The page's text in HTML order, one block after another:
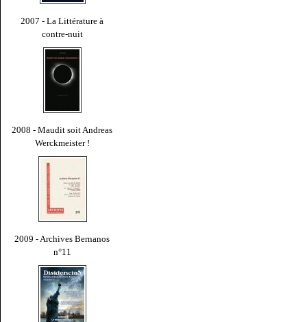
2007 - La Littérature à
contre-nuit
2008 - Maudit soit Andreas
Werckmeister !
2009 - Archives Bernanos
n°11